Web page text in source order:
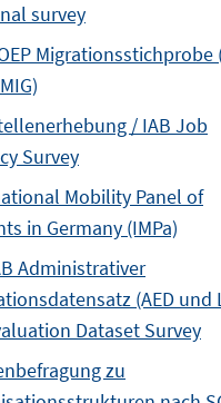
survey
Migrationsstichprobe
/ IAB Job
Survey
Mobility Panel of
in Germany (IMPa)
Administrativer
(AED und
Dataset Survey
zu